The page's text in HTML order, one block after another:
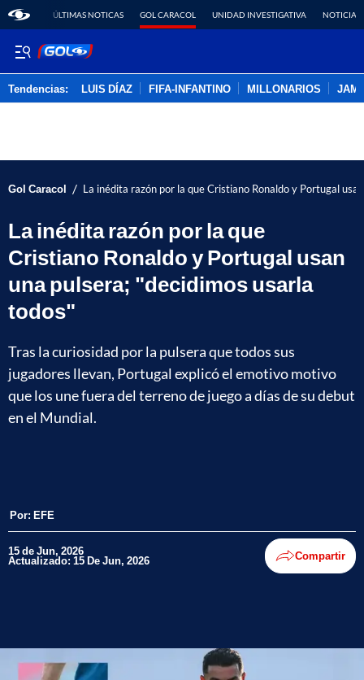
ÚLTIMAS NOTICAS GOL CARACOL UNIDAD INVESTIGATIVA NOTICIAS
Tendencias: LUIS DÍAZ FIFA-INFANTINO MILLONARIOS
Gol Caracol / La inédita razón por la que Cristiano Ronaldo y Portugal
La inédita razón por la que
Cristiano Ronaldo y Portugal usan
una pulsera; "decidimos usarla
todos"
Tras la curiosidad por la pulsera que todos sus
jugadores llevan, Portugal explicó el emotivo motivo
que los une fuera del terreno de juego a días de su debut
en el Mundial.
Por: EFE
15 de Jun, 2026
Actualizado: 15 De Jun, 2026 Compartir